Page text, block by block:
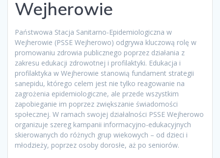
Wejherowie
Państwowa Stacja Sanitarno-Epidemiologiczna w
Wejherowie (PSSE Wejherowo) odgrywa kluczową rolę w
promowaniu zdrowia publicznego poprzez działania z
zakresu edukacji zdrowotnej i profilaktyki. Edukacja i
profilaktyka w Wejherowie stanowią fundament strategii
sanepidu, którego celem jest nie tylko reagowanie na
zagrożenia epidemiologiczne, ale przede wszystkim
zapobieganie im poprzez zwiększanie świadomości
społecznej. W ramach swojej działalności PSSE Wejherowo
organizuje szereg kampanii informacyjno-edukacyjnych
skierowanych do różnych grup wiekowych – od dzieci i
młodzieży, poprzez osoby dorosłe, aż po seniorów.